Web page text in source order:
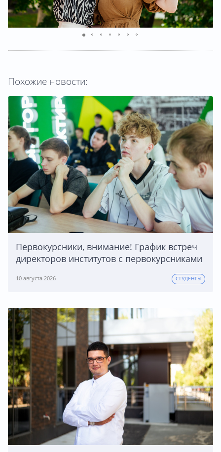
Похожие новости:
Первокурсники, внимание! График встреч
директоров институтов с первокурсниками
10 августа 2026 СТУДЕНТЫ